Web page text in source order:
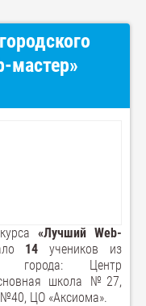
мастер»
«Лучший Web-
14 учеников из
города: Центр
школа №27,
ЦО «Аксиома».